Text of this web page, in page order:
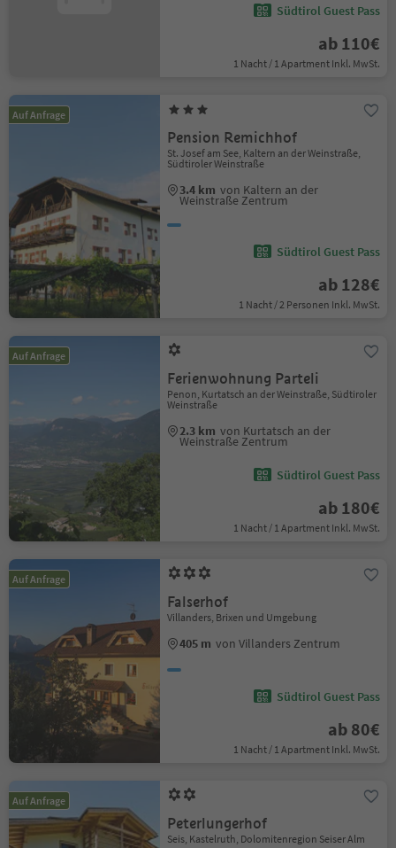
Südtirol Guest Pass
ab 110€
1 Nacht / 1 Apartment Inkl. MwSt.
Auf Anfrage
Pension Remichhof
St. Josef am See, Kaltern an der Weinstraße,
Südtiroler Weinstraße
3.4 km von Kaltern an der
Weinstraße Zentrum
Südtirol Guest Pass
ab 128€
1 Nacht / 2 Personen Inkl. MwSt.
Auf Anfrage
Ferienwohnung Parteli
Penon, Kurtatsch an der Weinstraße, Südtiroler
Weinstraße
2.3 km von Kurtatsch an der
Weinstraße Zentrum
Südtirol Guest Pass
ab 180€
1 Nacht / 1 Apartment Inkl. MwSt.
Auf Anfrage
Falserhof
Villanders, Brixen und Umgebung
405 m von Villanders Zentrum
Südtirol Guest Pass
ab 80€
1 Nacht / 1 Apartment Inkl. MwSt.
Auf Anfrage
Peterlungerhof
Seis, Kastelruth, Dolomitenregion Seiser Alm